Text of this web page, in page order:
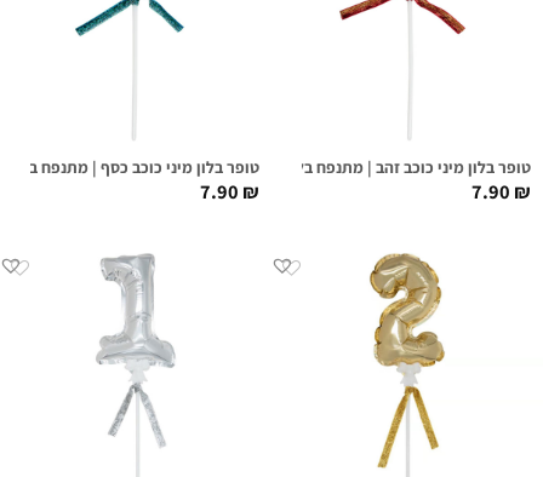
טופר בלון מיני כוכב זהב | מתנפח בלחיצה
7.90₪
טופר בלון מיני כוכב כסף | מתנפח
7.90₪